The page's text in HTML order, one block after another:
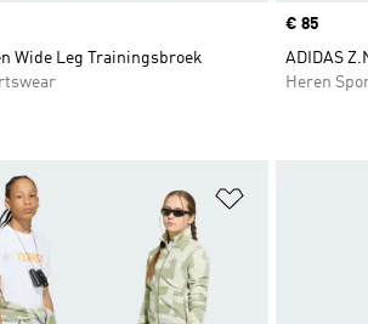
Wide Leg Trainingsbroek
Price
€ 85
ADIDAS
Heren
Op